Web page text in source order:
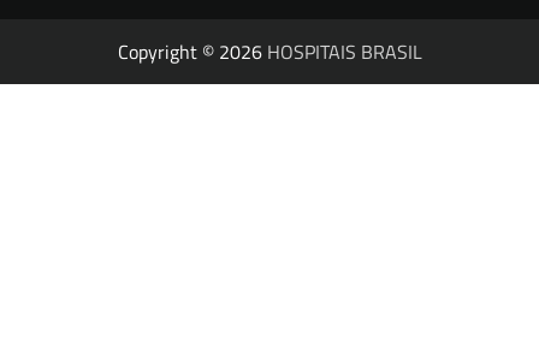
Copyright © 2026 HOSPITAIS BRASIL